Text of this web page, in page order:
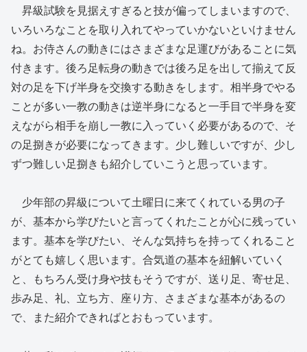
昇級試験を見据えすぎると技が偏ってしまいますので、
いろいろなことを取り入れてやっていかないといけません
ね。お侍さんの動きにはさまざまな足運びがあることに気
付きます。後ろ足転身の動きでは後ろ足を出して揃えて反
対の足を下げ半身を交換する動きをします。相半身でやる
ことが多い一教の動きは逆半身になると一手目で半身を変
えながら相手を崩し一教に入っていく必要があるので、そ
の足捌きが必要になってきます。少し難しいですが、少し
ずつ難しい足捌きも紹介していこうと思っています。
少年部の昇級について土曜日に来てくれている男の子
が、基本から学びたいと言ってくれたことが心に残ってい
ます。基本を学びたい、そんな気持ちを持ってくれること
がとても嬉しく思います。合気道の基本を紐解いていく
と、もちろん受け身や技もそうですが、送り足、寄せ足、
歩み足、礼、立ち方、座り方、さまざまな基本があるの
で、また紹介できればとおもっています。